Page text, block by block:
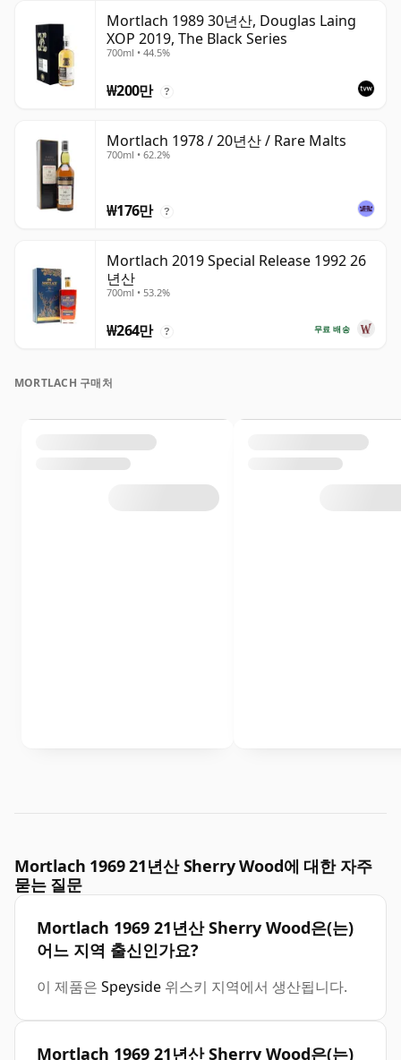
Mortlach 1989 30년산, Douglas Laing
XOP 2019, The Black Series
700ml • 44.5%
₩200만 ?
Mortlach 1978 / 20년산 / Rare Malts
700ml • 62.2%
₩176만 ?
Mortlach 2019 Special Release 1992 26
년산
700ml • 53.2%
무료 배송
₩264만 ?
MORTLACH 구매처
Mortlach 1969 21년산 Sherry Wood에 대한 자주
묻는 질문
Mortlach 1969 21년산 Sherry Wood은(는)
어느 지역 출신인가요?
이 제품은 Speyside 위스키 지역에서 생산됩니다.
Mortlach 1969 21년산 Sherry Wood은(는)